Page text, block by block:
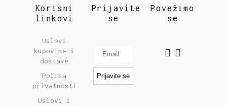
Korisni
linkovi
Uslovi
kupovine i
dostave
Polisa
privatnosti
Uslovi i
Prijavite
se
Povežimo
se